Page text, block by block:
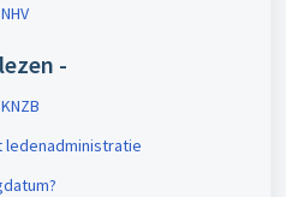
-
ledenadministratie